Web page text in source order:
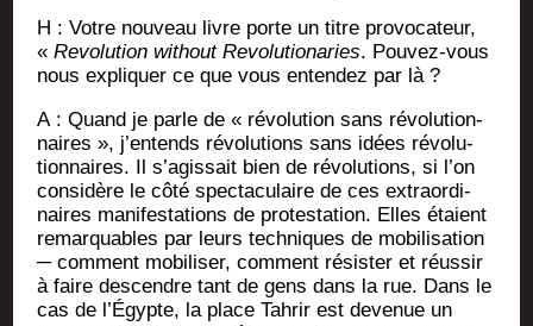
H : Votre nou­veau livre porte un titre pro­vo­ca­teur,
«Revo­lu­tion without Revo­lu­tio­na­ries. Pou­vez-vous
nous expli­quer ce que vous enten­dez par là ?
A : Quand je parle de « révo­lu­tion sans révo­lu­tion­
naires », j’entends révo­lu­tions sans idées révo­lu­
tion­naires. Il s’agissait bien de révo­lu­tions, si l’on
consi­dère le côté spec­ta­cu­laire de ces extra­or­di­
naires mani­fes­ta­tions de pro­tes­ta­tion. Elles étaient
remar­quables par leurs tech­niques de mobi­li­sa­tion
─ com­ment mobi­li­ser, com­ment résis­ter et réus­sir
à faire des­cendre tant de gens dans la rue. Dans le
cas de l’Égypte, la place Tah­rir est deve­nue un